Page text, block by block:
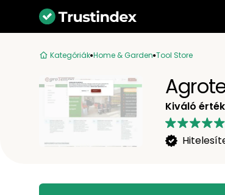
Kategóriák Home & Garden Tool Store
Kiváló